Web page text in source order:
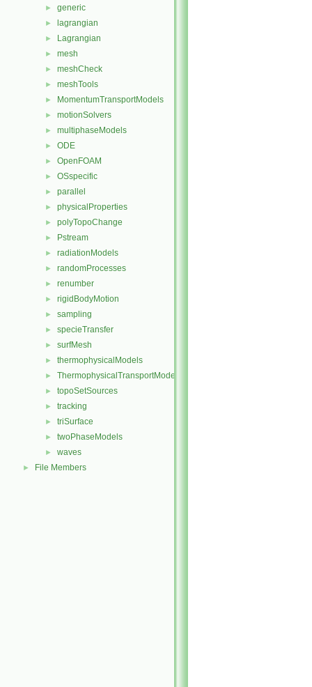
► generic
► lagrangian
► Lagrangian
► mesh
► meshCheck
► meshTools
► MomentumTransportModels
► motionSolvers
► multiphaseModels
► ODE
► OpenFOAM
► OSspecific
► parallel
► physicalProperties
► polyTopoChange
► Pstream
► radiationModels
► randomProcesses
► renumber
► rigidBodyMotion
► sampling
► specieTransfer
► surfMesh
► thermophysicalModels
► ThermophysicalTransportModels
► topoSetSources
► tracking
► triSurface
► twoPhaseModels
► waves
► File Members